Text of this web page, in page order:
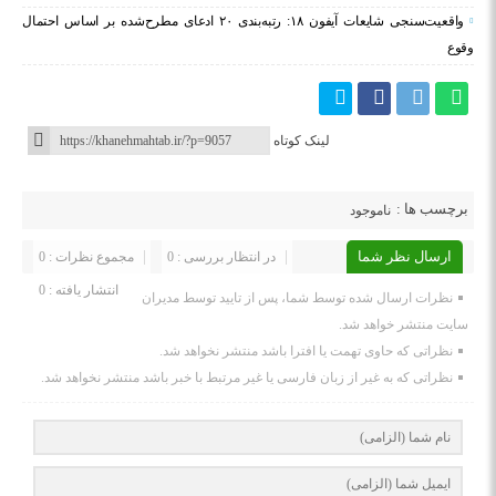
واقعیت‌سنجی شایعات آیفون ۱۸: رتبه‌بندی ۲۰ ادعای مطرح‌شده بر اساس احتمال
وقوع
لینک کوتاه
برچسب ها : ناموجود
ارسال نظر شما مجموع نظرات : 0 در انتظار بررسی : 0
انتشار یافته : 0
نظرات ارسال شده توسط شما، پس از تایید توسط مدیران
سایت منتشر خواهد شد.
نظراتی که حاوی تهمت یا افترا باشد منتشر نخواهد شد.
نظراتی که به غیر از زبان فارسی یا غیر مرتبط با خبر باشد منتشر نخواهد شد.